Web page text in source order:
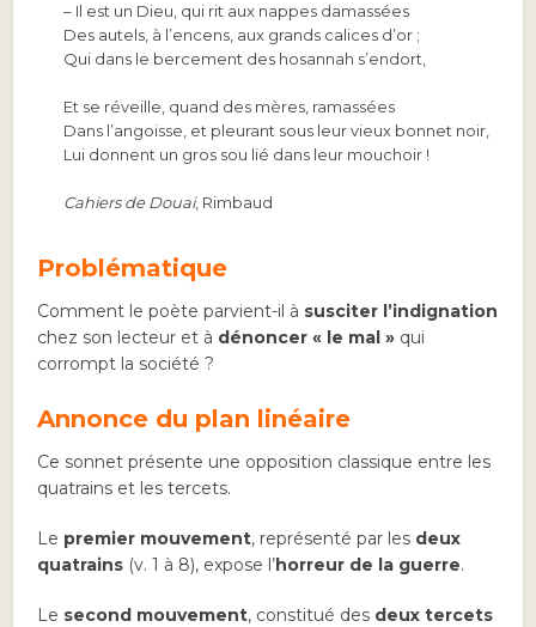
– Il est un Dieu, qui rit aux nappes damassées
Des autels, à l’encens, aux grands calices d’or ;
Qui dans le bercement des hosannah s’endort,
Et se réveille, quand des mères, ramassées
Dans l’angoisse, et pleurant sous leur vieux bonnet noir,
Lui donnent un gros sou lié dans leur mouchoir !
Cahiers de Douai, Rimbaud
Problématique
Comment le poète parvient-il à susciter l’indignation
chez son lecteur et à dénoncer « le mal » qui
corrompt la société ?
Annonce du plan linéaire
Ce sonnet présente une opposition classique entre les
quatrains et les tercets.
Le premier mouvement, représenté par les deux
quatrains (v. 1 à 8), expose l’horreur de la guerre.
Le second mouvement, constitué des deux tercets